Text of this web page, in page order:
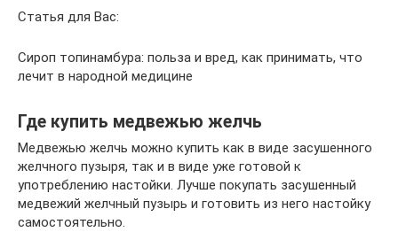
Статья для Вас:
Сироп топинамбура: польза и вред, как принимать, что
лечит в народной медицине
Где купить медвежью желчь
Медвежью желчь можно купить как в виде засушенного
желчного пузыря, так и в виде уже готовой к
употреблению настойки. Лучше покупать засушенный
медвежий желчный пузырь и готовить из него настойку
самостоятельно.